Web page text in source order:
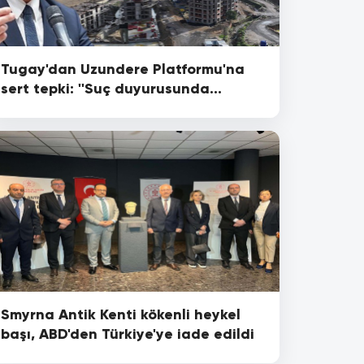
Tugay'dan Uzundere Platformu'na
sert tepki: ''Suç duyurusunda
Smyrna Antik Kenti kökenli heykel
başı, ABD'den Türkiye'ye iade edildi